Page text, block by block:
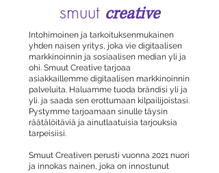
smuut creative
Intohimoinen ja tarkoituksenmukainen
yhden naisen yritys, joka vie digitaalisen
markkinoinnin ja sosiaalisen median yli ja
ohi. Smuut Creative tarjoaa
asiakkaillemme digitaalisen markkinoinnin
palveluita. Haluamme tuoda brändisi yli ja
yli. ja saada sen erottumaan kilpailijoistasi.
Pystymme tarjoamaan sinulle täysin
räätälöitäviä ja ainutlaatuisia tarjouksia
tarpeisiisi.
Smuut Creativen perusti vuonna 2021 nuori
ja innokas nainen, joka on innostunut